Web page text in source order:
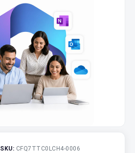
SKU: CFQ7TTC0LCH4-0006